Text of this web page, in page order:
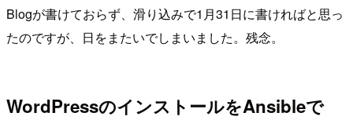
Blogが書けておらず、滑り込みで1月31日に書ければと思っ
たのですが、日をまたいでしまいました。残念。
WordPressのインストールをAnsibleで